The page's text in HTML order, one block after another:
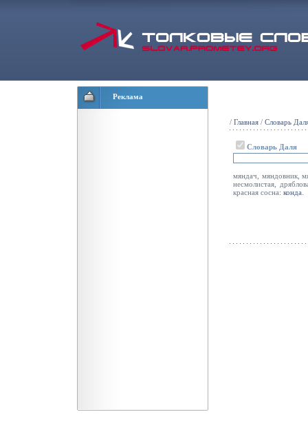
Реклама
/ Главная / Словарь
Словарь Даля
мяндач, мяндовник,
несмолистая,
красная сосна: конда